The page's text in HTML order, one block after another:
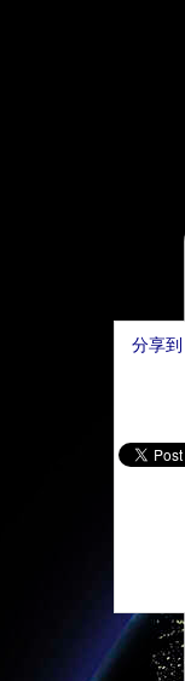
分享到